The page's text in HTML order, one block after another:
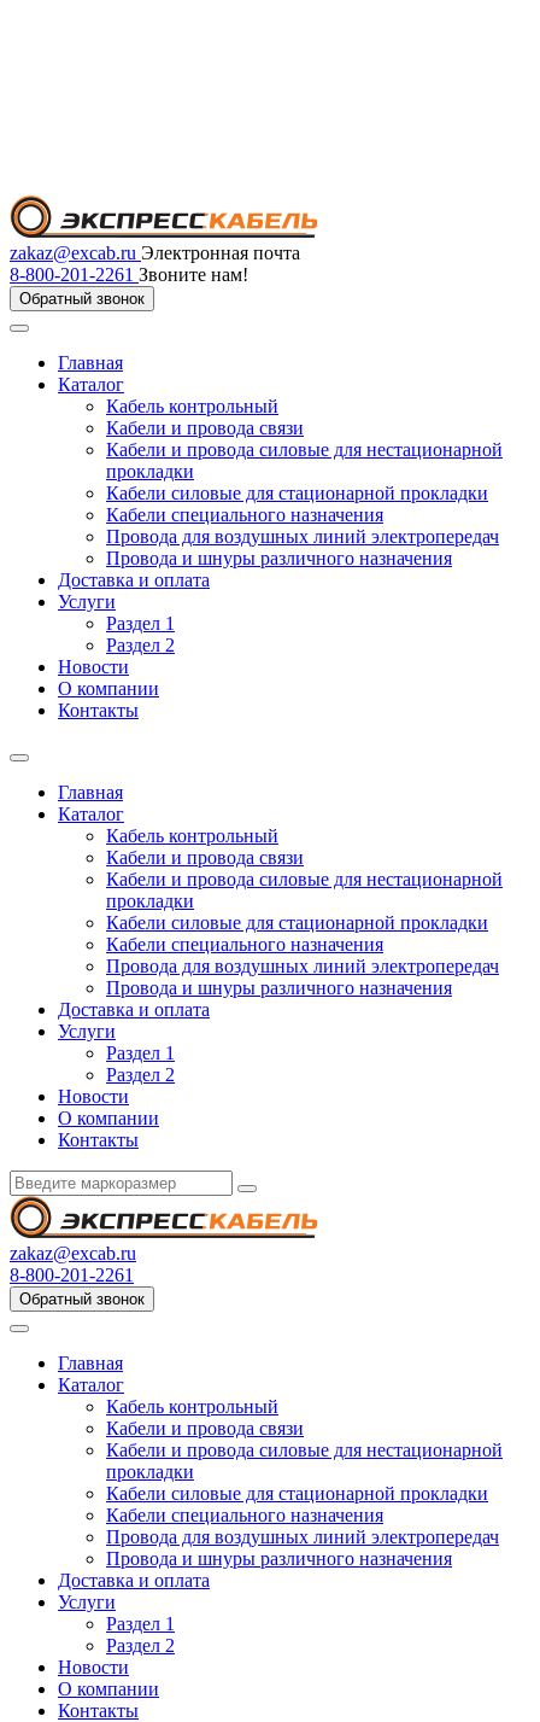
zakaz@excab.ru Электронная почта
8-800-201-2261 Звоните нам!
Обратный звонок
Главная
Каталог
Кабель контрольный
Кабели и провода связи
Кабели и провода силовые для нестационарной
прокладки
Кабели силовые для стационарной прокладки
Кабели специального назначения
Провода для воздушных линий электропередач
Провода и шнуры различного назначения
Доставка и оплата
Услуги
Раздел 1
Раздел 2
Новости
О компании
Контакты
Главная
Каталог
Кабель контрольный
Кабели и провода связи
Кабели и провода силовые для нестационарной
прокладки
Кабели силовые для стационарной прокладки
Кабели специального назначения
Провода для воздушных линий электропередач
Провода и шнуры различного назначения
Доставка и оплата
Услуги
Раздел 1
Раздел 2
Новости
О компании
Контакты
zakaz@excab.ru
8-800-201-2261
Обратный звонок
Главная
Каталог
Кабель контрольный
Кабели и провода связи
Кабели и провода силовые для нестационарной
прокладки
Кабели силовые для стационарной прокладки
Кабели специального назначения
Провода для воздушных линий электропередач
Провода и шнуры различного назначения
Доставка и оплата
Услуги
Раздел 1
Раздел 2
Новости
О компании
Контакты